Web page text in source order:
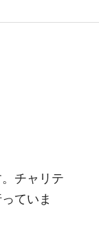
チャリテ
ていま